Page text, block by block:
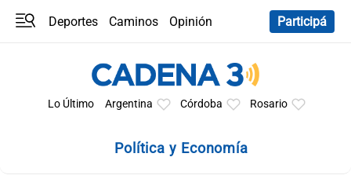
Deportes Caminos
Opinión
Participá
Lo Último Argentina Córdoba Rosario
Política y Economía